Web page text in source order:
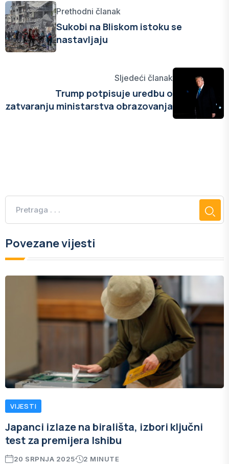
Prethodni članak
Sukobi na Bliskom istoku se
nastavljaju
Sljedeći članak
Trump potpisuje uredbu o
zatvaranju ministarstva obrazovanja
Povezane vijesti
VIJESTI
Japanci izlaze na birališta, izbori ključni
test za premijera Ishibu
20 SRPNJA 2025 2 MINUTE